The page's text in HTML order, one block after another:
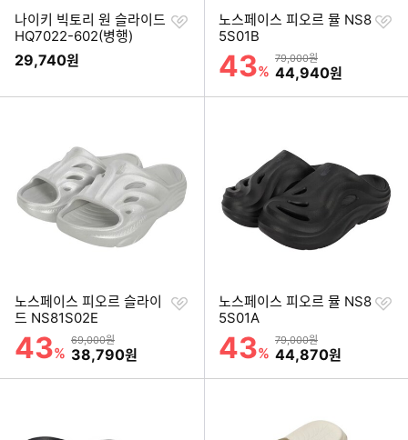
나이키 빅토리 원 슬라이드
HQ7022-602(병행)
29,740원
찜
노스페이스 피오르 뮬 NS8
5S01B
할인률
43%
상품금액
79,000원
할인금액
44,940원
찜
노스페이스 피오르 슬라이
드 NS81S02E
할인률
43%
상품금액
69,000원
할인금액
38,790원
찜
노스페이스 피오르 뮬 NS8
5S01A
할인률
43%
상품금액
79,000원
할인금액
44,870원
찜